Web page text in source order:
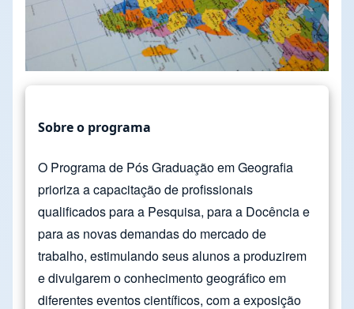
Sobre o programa
O Programa de Pós Graduação em Geografia
prioriza a capacitação de profissionais
qualificados para a Pesquisa, para a Docência e
para as novas demandas do mercado de
trabalho, estimulando seus alunos a produzirem
e divulgarem o conhecimento geográfico em
diferentes eventos científicos, com a exposição